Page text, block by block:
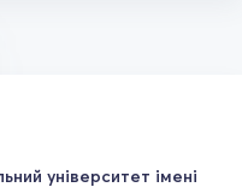
університет імені